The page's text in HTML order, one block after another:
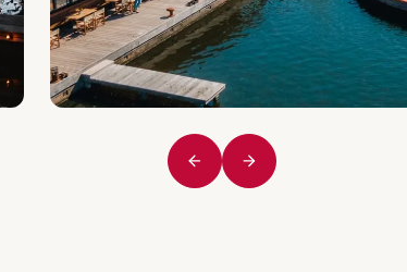
Vorige Volgende